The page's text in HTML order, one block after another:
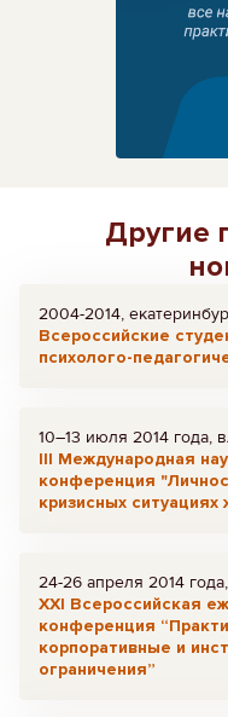
Другие
2004-2014,
Всероссийские
психолого-
10–13 июля 2014 года,
III Международная
конференция
кризисных
24-26 апреля 2014
ХХI Всероссийская
конференция
корпоративные и
ограничения”